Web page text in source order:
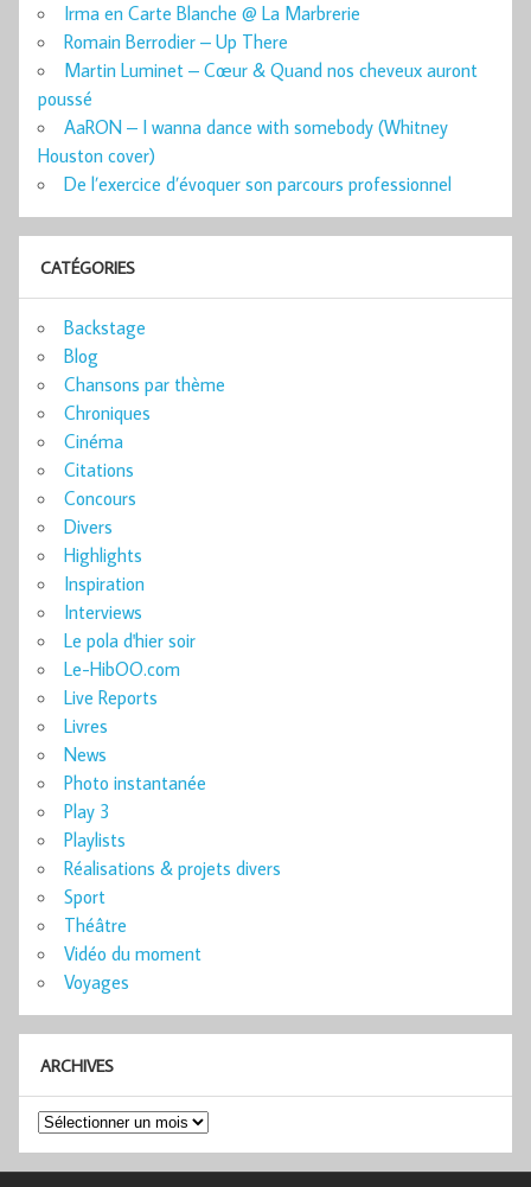
Irma en Carte Blanche @ La Marbrerie
Romain Berrodier – Up There
Martin Luminet – Cœur & Quand nos cheveux auront
poussé
AaRON – I wanna dance with somebody (Whitney
Houston cover)
De l’exercice d’évoquer son parcours professionnel
CATÉGORIES
Backstage
Blog
Chansons par thème
Chroniques
Cinéma
Citations
Concours
Divers
Highlights
Inspiration
Interviews
Le pola d'hier soir
Le-HibOO.com
Live Reports
Livres
News
Photo instantanée
Play 3
Playlists
Réalisations & projets divers
Sport
Théâtre
Vidéo du moment
Voyages
ARCHIVES
Archives